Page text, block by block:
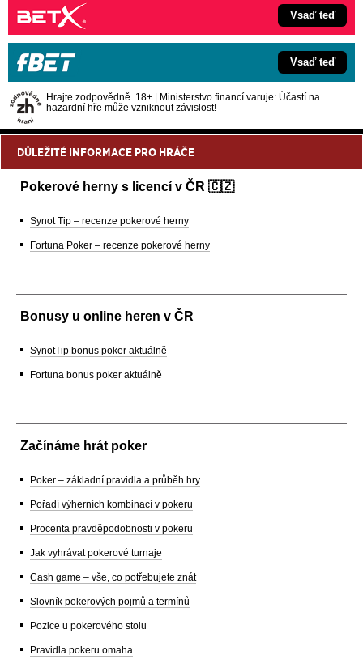
Vsaď teď
Vsaď teď
Hrajte zodpovědně. 18+ | Ministerstvo financí varuje: Účastí na
hazardní hře může vzniknout závislost!
DŮLEŽITÉ INFORMACE PRO HRÁČE
Pokerové herny s licencí v ČR 🇨🇿
Synot Tip – recenze pokerové herny
Fortuna Poker – recenze pokerové herny
Bonusy u online heren v ČR
SynotTip bonus poker aktuálně
Fortuna bonus poker aktuálně
Začínáme hrát poker
Poker – základní pravidla a průběh hry
Pořadí výherních kombinací v pokeru
Procenta pravděpodobnosti v pokeru
Jak vyhrávat pokerové turnaje
Cash game – vše, co potřebujete znát
Slovník pokerových pojmů a termínů
Pozice u pokerového stolu
Pravidla pokeru omaha